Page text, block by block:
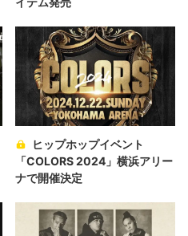
ヒップホップイベント
「COLORS 2024」横浜アリー
ナで開催決定